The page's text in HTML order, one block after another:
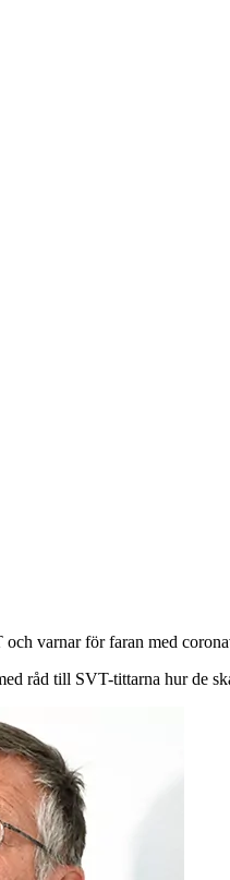
varnar för faran med
råd till SVT-tittarna hur de